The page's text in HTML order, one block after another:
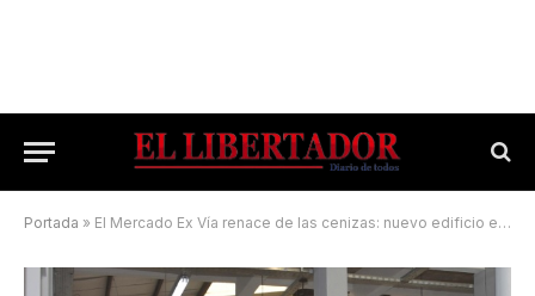
Portada » El Mercado Ex Vía renace de las cenizas: nuevo edificio en sus últimas etapas